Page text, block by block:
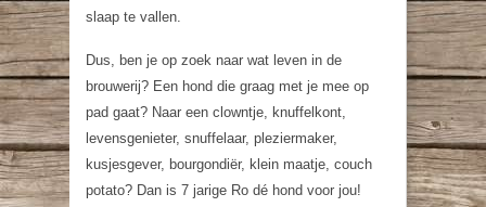
slaap te vallen.
Dus, ben je op zoek naar wat leven in de
brouwerij? Een hond die graag met je mee op
pad gaat? Naar een clowntje, knuffelkont,
levensgenieter, snuffelaar, pleziermaker,
kusjesgever, bourgondiër, klein maatje, couch
potato? Dan is 7 jarige Ro dé hond voor jou!